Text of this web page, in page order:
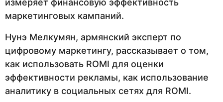
маркетинговых кампаний.
Нунэ Мелкумян, армянский эксперт по
цифровому маркетингу, рассказывает о том,
как использовать ROMI для оценки
эффективности рекламы, как использование
аналитику в социальных сетях для ROMI.